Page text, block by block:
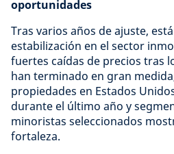
oportunidades
Tras varios años de ajuste,
estabilización en el sector
fuertes caídas de precios tras
han terminado en gran
propiedades en Estados
durante el último año y
minoristas seleccionados
fortaleza.